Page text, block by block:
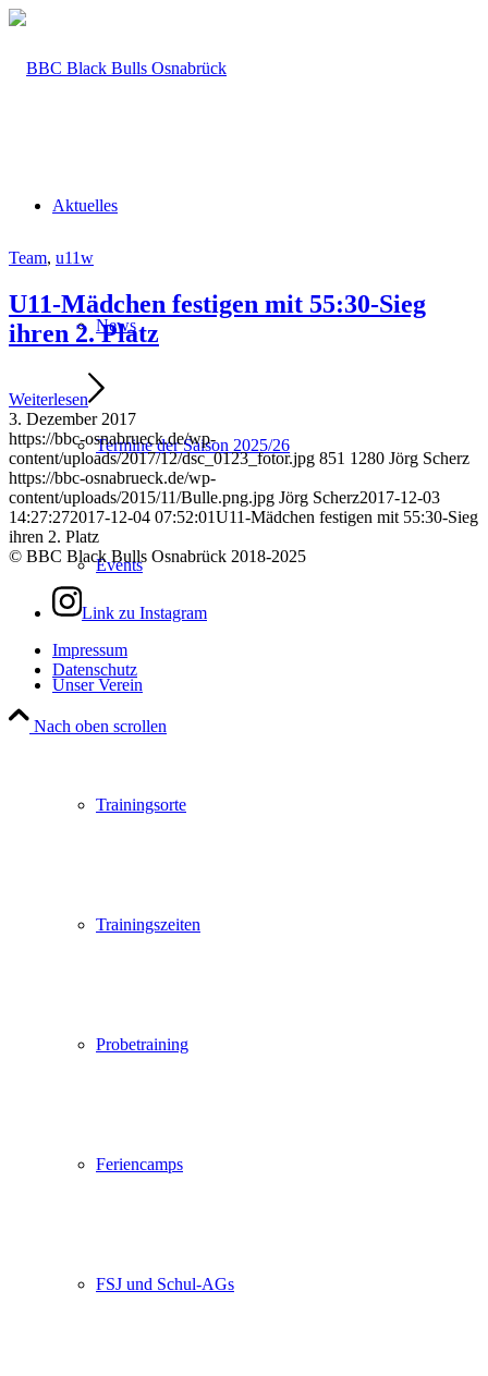
Aktuelles
News
Termine der Saison 2025/26
Events
Unser Verein
Trainingsorte
Trainingszeiten
Probetraining
Feriencamps
FSJ und Schul-AGs
Team, u11w
U11-Mädchen festigen mit 55:30-Sieg
ihren 2. Platz
Weiterlesen
3. Dezember 2017
https://bbc-osnabrueck.de/wp-
content/uploads/2017/12/dsc_0123_fotor.jpg 851 1280 Jörg Scherz
https://bbc-osnabrueck.de/wp-
content/uploads/2015/11/Bulle.png.jpg Jörg Scherz2017-12-03
14:27:272017-12-04 07:52:01U11-Mädchen festigen mit 55:30-Sieg
ihren 2. Platz
© BBC Black Bulls Osnabrück 2018-2025
Link zu Instagram
Impressum
Datenschutz
Nach oben scrollen